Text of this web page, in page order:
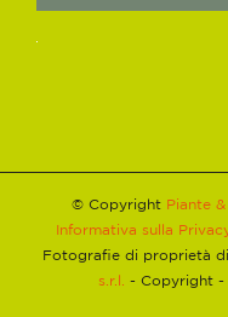
© Copyright Piante
Informativa sulla
Fotografie di proprietà
s.r.l.
- Copyright -